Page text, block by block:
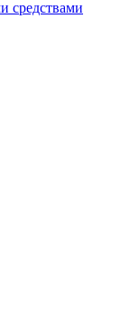
средствами